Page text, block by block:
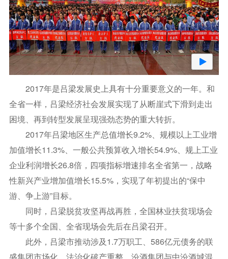
2017年是吕梁发展史上具有十分重要意义的一年。和
全省一样，吕梁经济社会发展实现了从断崖式下滑到走出
困境、再到转型发展呈现强劲态势的重大转折。
2017年吕梁地区生产总值增长9.2%、规模以上工业增
加值增长11.3%、一般公共预算收入增长54.9%、规上工业
企业利润增长26.8倍，四项指标增速排名全省第一，战略
性新兴产业增加值增长15.5%，实现了年初提出的“保中
游、争上游”目标。
同时，吕梁脱贫攻坚再战再胜，全国林业扶贫现场会
等十多个全国、全省现场会先后在吕梁召开。
此外，吕梁市推动涉及1.7万职工、586亿元债务的联